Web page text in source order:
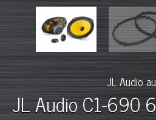
JL Audio
JL Audio C1-690